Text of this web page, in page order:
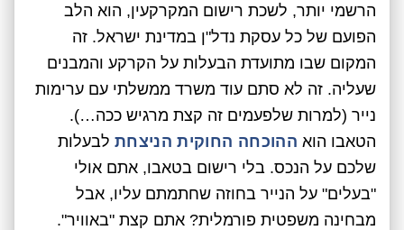
הרשמי יותר, לשכת רישום המקרקעין, הוא הלב
הפועם של כל עסקת נדל"ן במדינת ישראל. זה
המקום שבו מתועדת הבעלות על הקרקע והמבנים
שעליה. זה לא סתם עוד משרד ממשלתי עם ערימות
נייר (למרות שלפעמים זה קצת מרגיש ככה…).
הטאבו הוא ההוכחה החוקית הניצחת לבעלות
שלכם על הנכס. בלי רישום בטאבו, אתם אולי
"בעלים" על הנייר בחוזה שחתמתם עליו, אבל
מבחינה משפטית פורמלית? אתם קצת "באוויר".